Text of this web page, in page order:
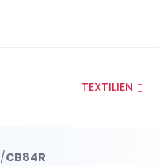
TEXTILIEN
/CB84R